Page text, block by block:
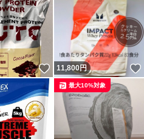
いいね！
11,800円
最大10%対象